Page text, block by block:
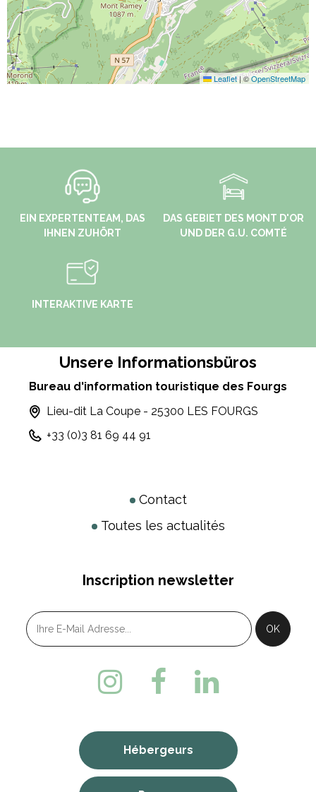
Leaflet|©OpenStreetMap
EIN EXPERTENTEAM, DAS
IHNEN ZUHÖRT
DAS GEBIET DES MONT D'OR
UND DER G.U. COMTÉ
INTERAKTIVE KARTE
Unsere Informationsbüros
Bureau d'information touristique des Fourgs
Lieu-dit La Coupe - 25300 LES FOURGS
+33 (0)3 81 69 44 91
Contact
Toutes les actualités
Inscription newsletter
Hébergeurs